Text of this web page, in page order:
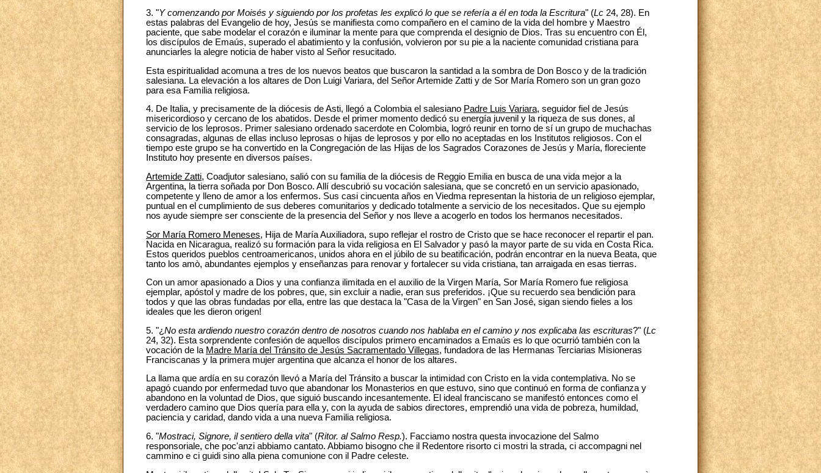
3. "Y comenzando por Moisés y siguiendo por los profetas les explicó lo que se refería a él en toda la Escritura" (Lc 24, 28). En
estas palabras del Evangelio de hoy, Jesús se manifiesta como compañero en el camino de la vida del hombre y Maestro
paciente, que sabe modelar el corazón e iluminar la mente para que comprenda el designio de Dios. Tras su encuentro con Él,
los discípulos de Emaús, superado el abatimiento y la confusión, volvieron por su pie a la naciente comunidad cristiana para
anunciarles la alegre noticia de haber visto al Señor resucitado.
Esta espiritualidad acomuna a tres de los nuevos beatos que buscaron la santidad a la sombra de Don Bosco y de la tradición
salesiana. La elevación a los altares de Don Luigi Variara, del Señor Artemide Zatti y de Sor María Romero son un gran gozo
para esa Familia religiosa.
4. De Italia, y precisamente de la diócesis de Asti, llegó a Colombia el salesiano Padre Luis Variara, seguidor fiel de Jesús
misericordioso y cercano de los abatidos. Desde el primer momento dedicó su energía juvenil y la riqueza de sus dones, al
servicio de los leprosos. Primer salesiano ordenado sacerdote en Colombia, logró reunir en torno de sí un grupo de muchachas
consagradas, algunas de ellas incluso leprosas o hijas de leprosos y por ello no aceptadas en los Institutos religiosos. Con el
tiempo este grupo se ha convertido en la Congregación de las Hijas de los Sagrados Corazones de Jesús y María, floreciente
Instituto hoy presente en diversos países.
Artemide Zatti, Coadjutor salesiano, salió con su familia de la diócesis de Reggio Emilia en busca de una vida mejor a la
Argentina, la tierra soñada por Don Bosco. Allí descubrió su vocación salesiana, que se concretó en un servicio apasionado,
competente y lleno de amor a los enfermos. Sus casi cincuenta años en Viedma representan la historia de un religioso ejemplar,
puntual en el cumplimiento de sus deberes comunitarios y dedicado totalmente a servicio de los necesitados. Que su ejemplo
nos ayude siempre ser consciente de la presencia del Señor y nos lleve a acogerlo en todos los hermanos necesitados.
Sor María Romero Meneses, Hija de María Auxiliadora, supo reflejar el rostro de Cristo que se hace reconocer el repartir el pan.
Nacida en Nicaragua, realizó su formación para la vida religiosa en El Salvador y pasó la mayor parte de su vida en Costa Rica.
Estos queridos pueblos centroamericanos, unidos ahora en el júbilo de su beatificación, podrán encontrar en la nueva Beata, que
tanto los amò, abundantes ejemplos y enseñanzas para renovar y fortalecer su vida cristiana, tan arraigada en esas tierras.
Con un amor apasionado a Dios y una confianza ilimitada en el auxilio de la Virgen María, Sor María Romero fue religiosa
ejemplar, apóstol y madre de los pobres, que, sin excluir a nadie, eran sus preferidos. ¡Que su recuerdo sea bendición para
todos y que las obras fundadas por ella, entre las que destaca la "Casa de la Virgen" en San José, sigan siendo fieles a los
ideales que les dieron origen!
5. "¿No esta ardiendo nuestro corazón dentro de nosotros cuando nos hablaba en el camino y nos explicaba las escrituras?" (Lc
24, 32). Esta sorprendente confesión de aquellos discípulos primero encaminados a Emaús es lo que ocurrió también con la
vocación de la Madre María del Tránsito de Jesús Sacramentado Villegas, fundadora de las Hermanas Terciarias Misioneras
Franciscanas y la primera mujer argentina que alcanza el honor de los altares.
La llama que ardía en su corazón llevó a María del Tránsito a buscar la intimidad con Cristo en la vida contemplativa. No se
apagó cuando por enfermedad tuvo que abandonar los Monasterios en que estuvo, sino que continuó en forma de confianza y
abandono en la voluntad de Dios, que siguió buscando incesantemente. El ideal franciscano se manifestó entonces como el
verdadero camino que Dios quería para ella y, con la ayuda de sabios directores, emprendió una vida de pobreza, humildad,
paciencia y caridad, dando vida a una nueva Familia religiosa.
6. "Mostraci, Signore, il sentiero della vita" (Ritor. al Salmo Resp.). Facciamo nostra questa invocazione del Salmo
responsoriale, che poc'anzi abbiamo cantato. Abbiamo bisogno che il Redentore risorto ci mostri la strada, ci accompagni nel
cammino e ci guidi sino alla piena comunione con il Padre celeste.